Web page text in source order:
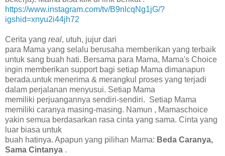
https://www.instagram.com/tv/B9nlcqNg1jG/?
igshid=xnyu2i44jh72
Cerita yang real, utuh, jujur dari
para Mama yang selalu berusaha memberikan yang terbaik
untuk sang buah hati. Bersama para Mama, Mama's Choice
ingin memberikan support bagi setiap Mama dimanapun
berada.untuk menerima & merangkul proses yang terjadi
dalam perjalanan menyusui. Setiap Mama
memiliki perjuangannya sendiri-sendiri. Setiap Mama
memiliki caranya masing-masing. Namun , Mamaschoice
yakin semua berdasarkan rasa cinta yang sama. Cinta yang
luar biasa untuk
buah hatinya. Apapun yang pilihan Mama: Beda Caranya,
Sama Cintanya .